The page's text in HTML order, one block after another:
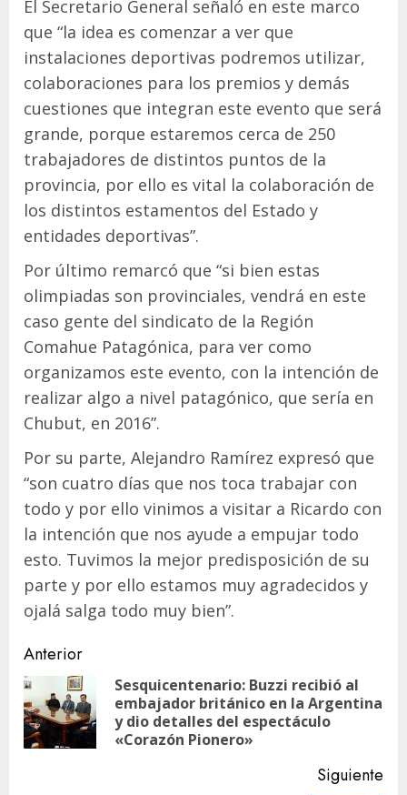
El Secretario General señaló en este marco
que “la idea es comenzar a ver que
instalaciones deportivas podremos utilizar,
colaboraciones para los premios y demás
cuestiones que integran este evento que será
grande, porque estaremos cerca de 250
trabajadores de distintos puntos de la
provincia, por ello es vital la colaboración de
los distintos estamentos del Estado y
entidades deportivas”.
Por último remarcó que “si bien estas
olimpiadas son provinciales, vendrá en este
caso gente del sindicato de la Región
Comahue Patagónica, para ver como
organizamos este evento, con la intención de
realizar algo a nivel patagónico, que sería en
Chubut, en 2016”.
Por su parte, Alejandro Ramírez expresó que
“son cuatro días que nos toca trabajar con
todo y por ello vinimos a visitar a Ricardo con
la intención que nos ayude a empujar todo
esto. Tuvimos la mejor predisposición de su
parte y por ello estamos muy agradecidos y
ojalá salga todo muy bien”.
Navegación
de
entradas
Anterior
Sesquicentenario: Buzzi recibió al
embajador británico en la Argentina
y dio detalles del espectáculo
«Corazón Pionero»
Siguiente